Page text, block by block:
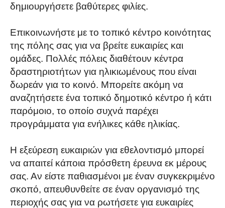
δημιουργήσετε βαθύτερες φιλίες.
Επικοινωνήστε με το τοπικό κέντρο κοινότητας
της πόλης σας για να βρείτε ευκαιρίες και
ομάδες. Πολλές πόλεις διαθέτουν κέντρα
δραστηριοτήτων για ηλικιωμένους που είναι
δωρεάν για το κοινό. Μπορείτε ακόμη να
αναζητήσετε ένα τοπικό δημοτικό κέντρο ή κάτι
παρόμοιο, το οποίο συχνά παρέχει
προγράμματα για ενήλικες κάθε ηλικίας.
Η εξεύρεση ευκαιριών για εθελοντισμό μπορεί
να απαιτεί κάποια πρόσθετη έρευνα εκ μέρους
σας. Αν είστε παθιασμένοι με έναν συγκεκριμένο
σκοπό, απευθυνθείτε σε έναν οργανισμό της
περιοχής σας για να ρωτήσετε για ευκαιρίες